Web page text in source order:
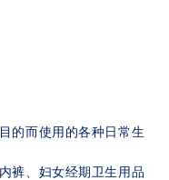
的而使用的各种日常生
裤、妇女经期卫生用品